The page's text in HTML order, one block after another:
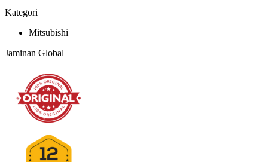
Kategori
Mitsubishi
Jaminan Global